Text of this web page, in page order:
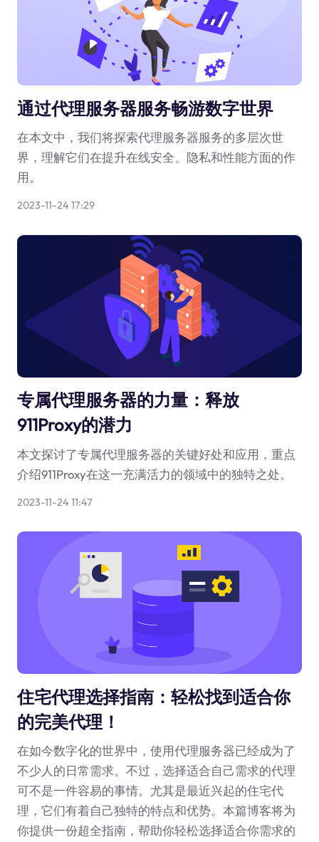
通过代理服务器服务畅游数字世界
在本文中，我们将探索代理服务器服务的多层次世
界，理解它们在提升在线安全、隐私和性能方面的作
用。
2023-11-24 17:29
专属代理服务器的力量：释放
911Proxy的潜力
本文探讨了专属代理服务器的关键好处和应用，重点
介绍911Proxy在这一充满活力的领域中的独特之处。
2023-11-24 11:47
住宅代理选择指南：轻松找到适合你
的完美代理！
在如今数字化的世界中，使用代理服务器已经成为了
不少人的日常需求。不过，选择适合自己需求的代理
可不是一件容易的事情。尤其是最近兴起的住宅代
理，它们有着自己独特的特点和优势。本篇博客将为
你提供一份超全指南，帮助你轻松选择适合你需求的